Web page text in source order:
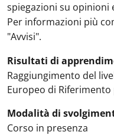
spiegazioni su opinioni
Per informazioni più
"Avvisi".
Risultati di
Raggiungimento del
Europeo di Riferimento
Modalità di
Corso in presenza